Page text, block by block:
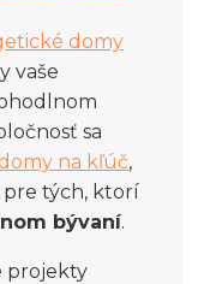
domy
vaše
sa
na kľúč,
pre tých, ktorí
bývaní.
projekty